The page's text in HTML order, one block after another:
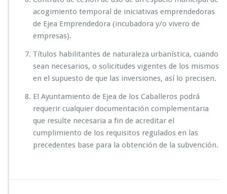
acogimiento temporal de iniciativas emprendedoras
de Ejea Emprendedora (incubadora y/o vivero de
empresas).
Títulos habilitantes de naturaleza urbanística, cuando
sean necesarios, o solicitudes vigentes de los mismos
en el supuesto de que las inversiones, así lo precisen.
El Ayuntamiento de Ejea de los Caballeros podrá
requerir cualquier documentación complementaria
que resulte necesaria a fin de acreditar el
cumplimiento de los requisitos regulados en las
precedentes base para la obtención de la subvención.